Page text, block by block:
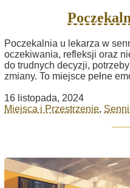
Poczekalnia u lekarza w
oczekiwania, refleksji oraz
do trudnych decyzji,
zmiany. To miejsce pełne
16 listopada, 2024
Miejsca i Przestrzenie,